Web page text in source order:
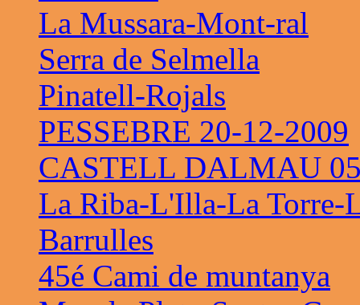
La Mussara-Mont-ral
Serra de Selmella
Pinatell-Rojals
PESSEBRE 20-12-2009
CASTELL DALMAU
La Riba-L'Illa-La Torre-
Barrulles
45é Cami de muntanya